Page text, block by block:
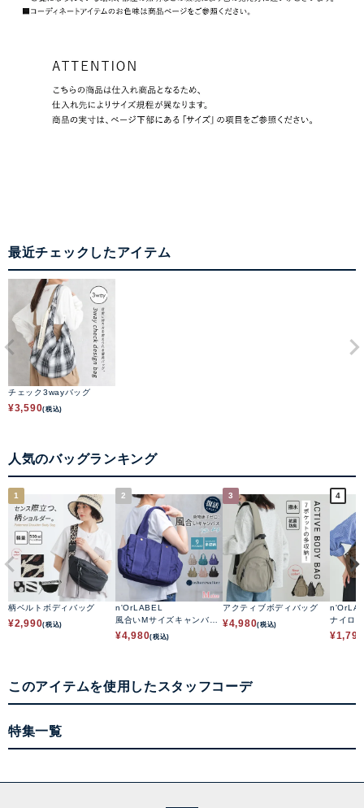
最近チェックしたアイテム
チェック3wayバッグ
¥3,590(税込)
人気のバッグランキング
1
柄ベルトボディバッグ
¥2,990(税込)
2
n'OrLABEL
風合いMサイズキャンバス
トートバッグ
¥4,980(税込)
3
アクティブボディバッグ
¥4,980(税込)
4
ナイロ
¥1,794
このアイテムを使用したスタッフコーデ
特集一覧